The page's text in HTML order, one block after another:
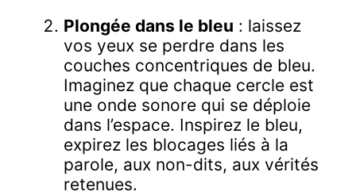
Plongée dans le bleu : laissez
vos yeux se perdre dans les
couches concentriques de bleu.
Imaginez que chaque cercle est
une onde sonore qui se déploie
dans l’espace. Inspirez le bleu,
expirez les blocages liés à la
parole, aux non-dits, aux vérités
retenues.